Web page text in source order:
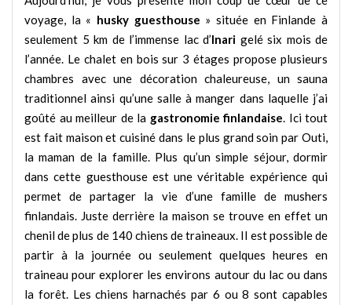
voyage, la « husky guesthouse » située en Finlande à
seulement 5 km de l’immense lac d’Inari gelé six mois de
l’année. Le chalet en bois sur 3 étages propose plusieurs
chambres avec une décoration chaleureuse, un sauna
traditionnel ainsi qu’une salle à manger dans laquelle j’ai
goûté au meilleur de la gastronomie finlandaise. Ici tout
est fait maison et cuisiné dans le plus grand soin par Outi,
la maman de la famille. Plus qu’un simple séjour, dormir
dans cette guesthouse est une véritable expérience qui
permet de partager la vie d’une famille de mushers
finlandais. Juste derrière la maison se trouve en effet un
chenil de plus de 140 chiens de traineaux. Il est possible de
partir à la journée ou seulement quelques heures en
traineau pour explorer les environs autour du lac ou dans
la forêt. Les chiens harnachés par 6 ou 8 sont capables